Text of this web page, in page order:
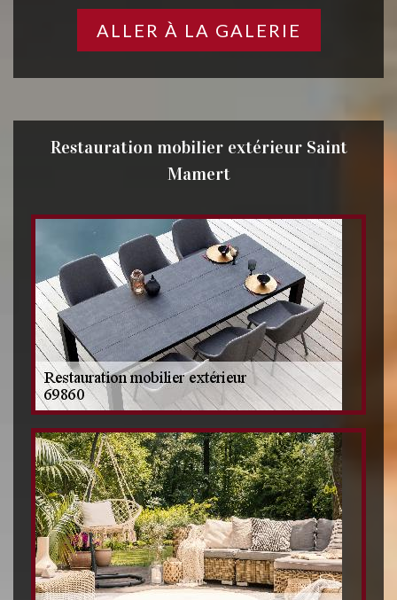
ALLER À LA GALERIE
Restauration mobilier extérieur Saint
Mamert